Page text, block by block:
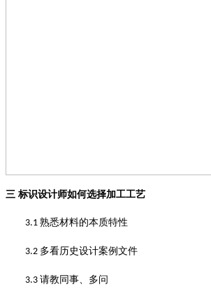
三 标识设计师如何选择加工工艺
3.1 熟悉材料的本质特性
3.2 多看历史设计案例文件
3.3 请教同事、多问